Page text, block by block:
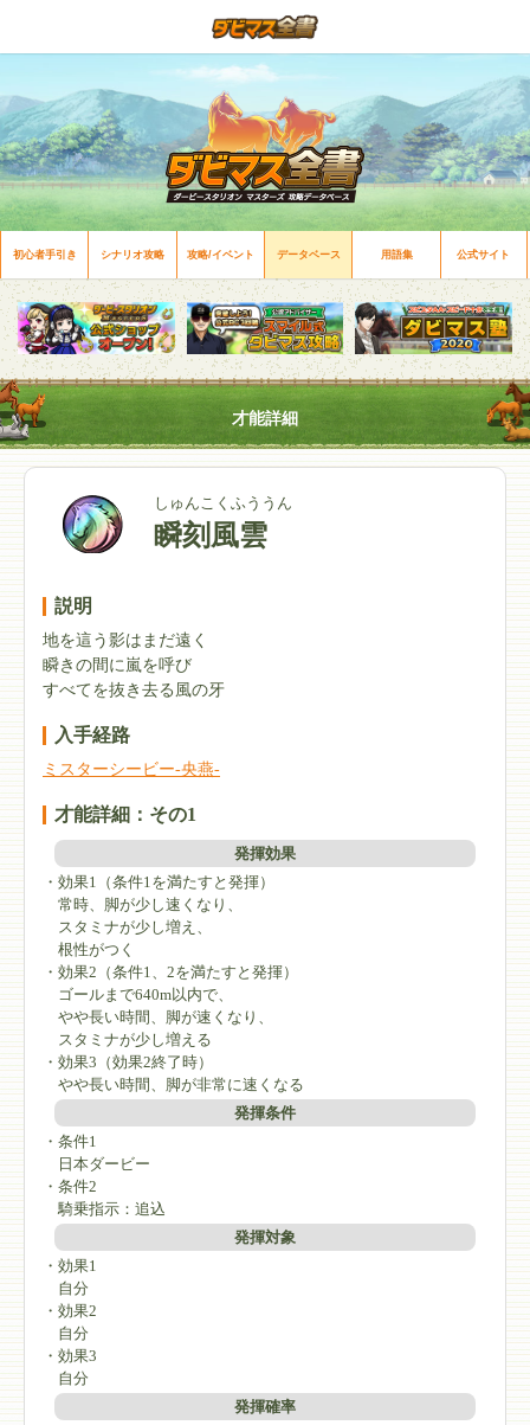
初心者手引き シナリオ攻略 攻略/イベント データベース 用語集 公式サイト
才能詳細
しゅんこくふううん
瞬刻風雲
説明
地を這う影はまだ遠く
瞬きの間に嵐を呼び
すべてを抜き去る風の牙
入手経路
ミスターシービー-央燕-
才能詳細：その1
発揮効果
・効果1（条件1を満たすと発揮）
常時、脚が少し速くなり、
スタミナが少し増え、
根性がつく
・効果2（条件1、2を満たすと発揮）
ゴールまで640m以内で、
やや長い時間、脚が速くなり、
スタミナが少し増える
・効果3（効果2終了時）
やや長い時間、脚が非常に速くなる
発揮条件
・条件1
日本ダービー
・条件2
騎乗指示：追込
発揮対象
・効果1
自分
・効果2
自分
・効果3
自分
発揮確率